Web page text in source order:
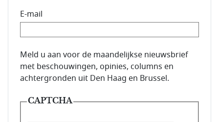
E-mail
E-mailadres van de abonnee.
Meld u aan voor de maandelijkse nieuwsbrief
met beschouwingen, opinies, columns en
achtergronden uit Den Haag en Brussel.
CAPTCHA